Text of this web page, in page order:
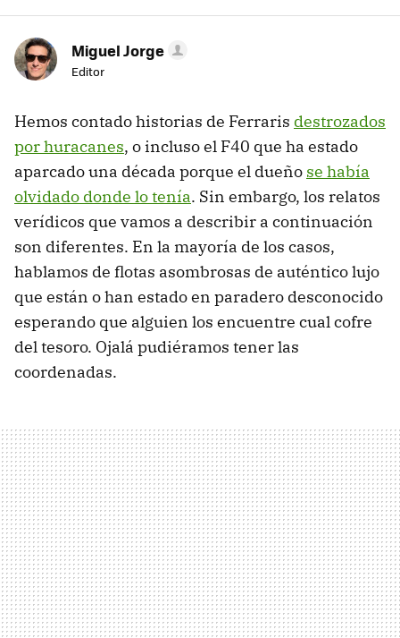
Miguel Jorge
Editor
Hemos contado historias de Ferraris destrozados
por huracanes, o incluso el F40 que ha estado
aparcado una década porque el dueño se había
olvidado donde lo tenía. Sin embargo, los relatos
verídicos que vamos a describir a continuación
son diferentes. En la mayoría de los casos,
hablamos de flotas asombrosas de auténtico lujo
que están o han estado en paradero desconocido
esperando que alguien los encuentre cual cofre
del tesoro. Ojalá pudiéramos tener las
coordenadas.